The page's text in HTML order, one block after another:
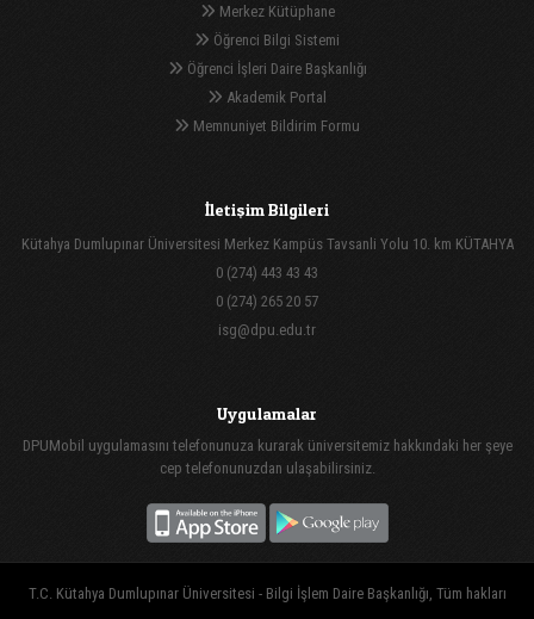
Merkez Kütüphane
Öğrenci Bilgi Sistemi
Öğrenci İşleri Daire Başkanlığı
Akademik Portal
Memnuniyet Bildirim Formu
İletişim Bilgileri
Kütahya Dumlupınar Üniversitesi Merkez Kampüs Tavsanli Yolu 10. km KÜTAHYA
0 (274) 443 43 43
0 (274) 265 20 57
isg@dpu.edu.tr
Uygulamalar
DPUMobil uygulamasını telefonunuza kurarak üniversitemiz hakkındaki her şeye
cep telefonunuzdan ulaşabilirsiniz.
T.C. Kütahya Dumlupınar Üniversitesi - Bilgi İşlem Daire Başkanlığı, Tüm hakları